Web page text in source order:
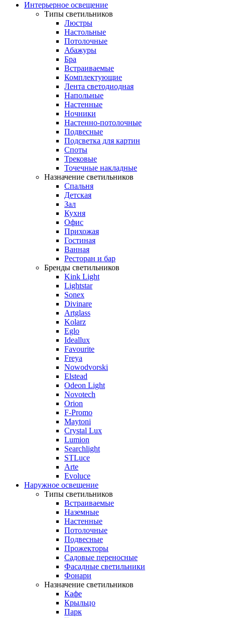
Интерьерное освещение
Типы светильников
Люстры
Настольные
Потолочные
Абажуры
Бра
Встраиваемые
Комплектующие
Лента светодиодная
Напольные
Настенные
Ночники
Настенно-потолочные
Подвесные
Подсветка для картин
Споты
Трековые
Точечные накладные
Назначение светильников
Спальня
Детская
Зал
Кухня
Офис
Прихожая
Гостиная
Ванная
Ресторан и бар
Бренды светильников
Kink Light
Lightstar
Sonex
Divinare
Artglass
Kolarz
Eglo
Ideallux
Favourite
Freya
Nowodvorski
Elstead
Odeon Light
Novotech
Orion
F-Promo
Maytoni
Crystal Lux
Lumion
Searchlight
STLuce
Arte
Evoluce
Наружное освещение
Типы светильников
Встраиваемые
Наземные
Настенные
Потолочные
Подвесные
Прожекторы
Садовые переносные
Фасадные светильники
Фонари
Назначение светильников
Кафе
Крыльцо
Парк